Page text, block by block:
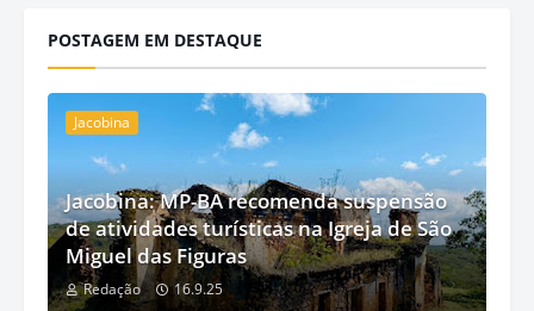
POSTAGEM EM DESTAQUE
Jacobina
Jacobina: MP-BA recomenda suspensão
de atividades turísticas na Igreja de São
Miguel das Figuras
Redação 16.9.25